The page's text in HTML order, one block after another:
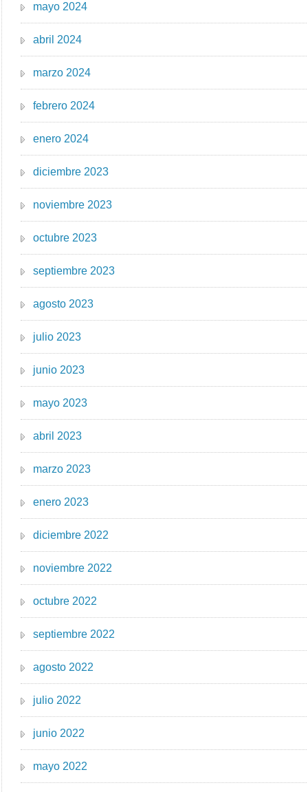
mayo 2024
abril 2024
marzo 2024
febrero 2024
enero 2024
diciembre 2023
noviembre 2023
octubre 2023
septiembre 2023
agosto 2023
julio 2023
junio 2023
mayo 2023
abril 2023
marzo 2023
enero 2023
diciembre 2022
noviembre 2022
octubre 2022
septiembre 2022
agosto 2022
julio 2022
junio 2022
mayo 2022